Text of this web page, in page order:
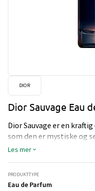
DIOR
Dior Sauvage Eau
Dior Sauvage er en
som den er mystiske og
slynger seg rundt vanlije
Les mer
PRODUKTTYPE
Eau de Parfum